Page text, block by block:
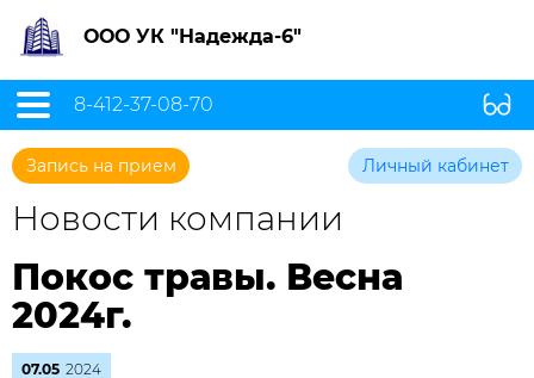
ООО УК "Надежда-6"
8-412-37-08-70
Запись на прием Личный кабинет
Новости компании
Покос травы. Весна
2024г.
07.05 2024